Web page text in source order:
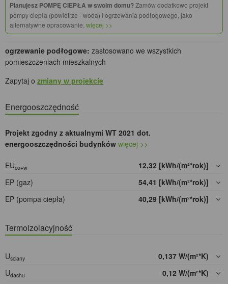
Planujesz POMPĘ CIEPŁA w swoim domu?Zamów dodatkowo projekt
pompy ciepła (powietrze - woda) i ogrzewania podłogowego, jako
alternatywne opracowanie. więcej >>
ogrzewanie podłogowe: zastosowano we wszystkich
pomieszczeniach mieszkalnych
Zapytaj o zmiany w projekcie
Energooszczędność
Projekt zgodny z aktualnymi WT 2021 dot.
energooszczędności budynków więcej >>
EUco+w
12,32 [kWh/(m²*rok)]
EP (gaz)
54,41 [kWh/(m²*rok)]
EP (pompa ciepła)
40,29 [kWh/(m²*rok)]
Termoizolacyjność
Uściany
0,137 W/(m²*K)
Udachu
0,12 W/(m²*K)